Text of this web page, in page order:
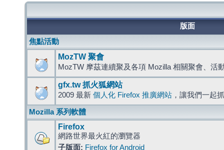
版面
焦點活動
MozTW 聚會
MozTW 摩茲連續聚及各項 Mozilla 相關聚會、活
gfx.tw 抓火狐網站
2009 最新 個人化 Firefox 推廣網站 ，讓我們一起
Mozilla 系列軟體
Firefox
網路世界最火紅的瀏覽器
子版面: Firefox for Android